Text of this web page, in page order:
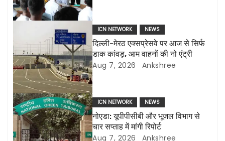
i
a
t
i
o
n
ICN NETWORK NEWS
दिल्ली-मेरठ एक्सप्रेसवे पर आज से सिर्फ
डाक कांवड़, आम वाहनों की नो एंट्री
Aug 7, 2026 Ankshree
ICN NETWORK NEWS
नोएडा: यूपीपीसीबी और भूजल विभाग से
चार सप्ताह में मांगी रिपोर्ट
Aug 7, 2026 Ankshree